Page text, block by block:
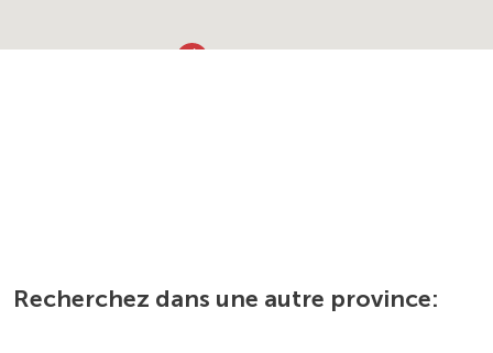
Recherchez dans une autre province: